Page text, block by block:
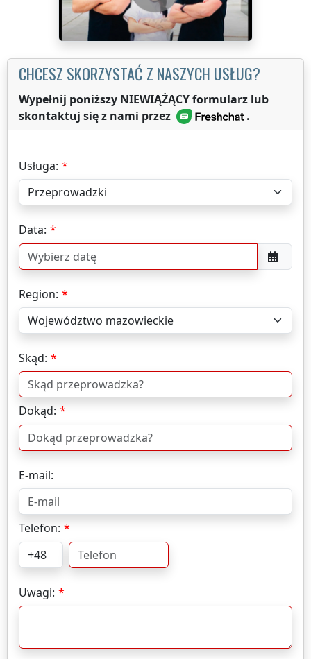
CHCESZ SKORZYSTAĆ Z NASZYCH USŁUG?
Wypełnij poniższy NIEWIĄŻĄCY formularz lub
skontaktuj się z nami przez
.
Usługa:
Data:
Region:
Skąd:
Dokąd:
E-mail:
Telefon:
Uwagi: